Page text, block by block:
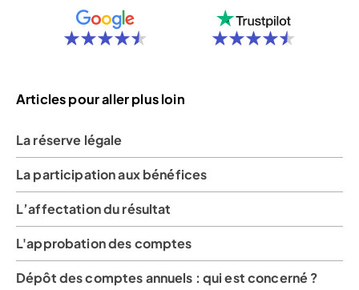
Articles pour aller plus loin
La réserve légale
La participation aux bénéfices
L’affectation du résultat
L'approbation des comptes
Dépôt des comptes annuels : qui est concerné ?